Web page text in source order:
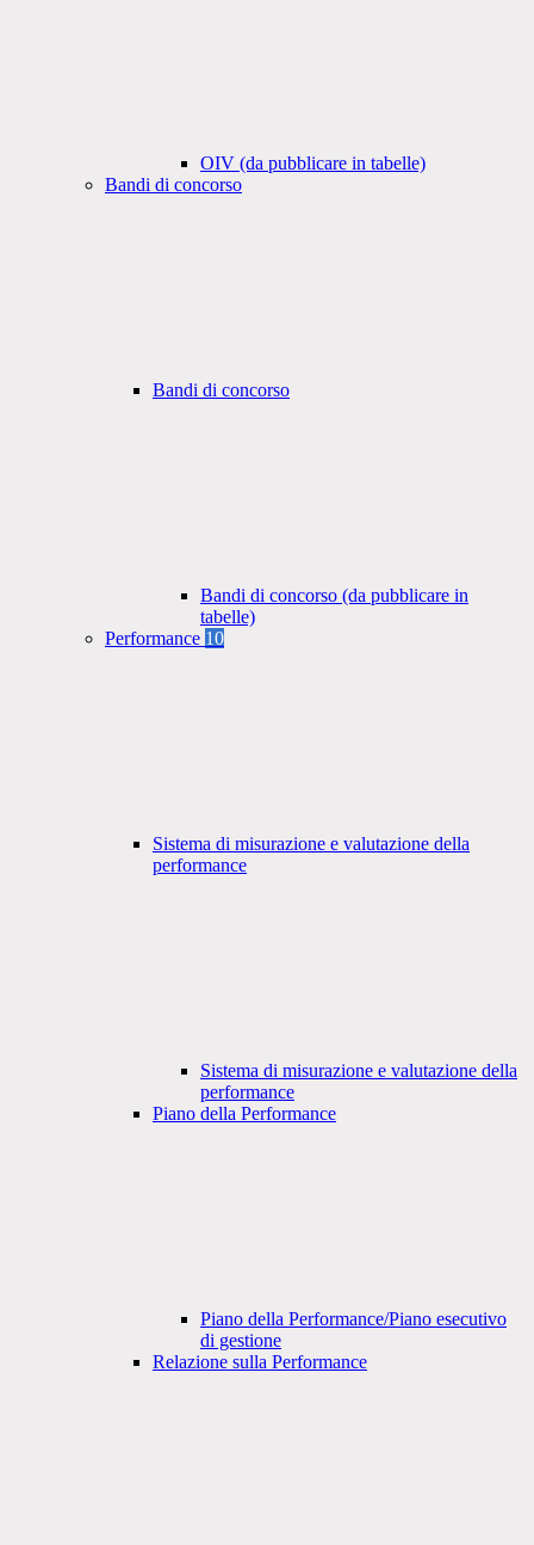
OIV (da pubblicare in tabelle)
Bandi di concorso
Bandi di concorso
Bandi di concorso (da pubblicare in
tabelle)
Performance 10
Sistema di misurazione e valutazione della
performance
Sistema di misurazione e valutazione della
performance
Piano della Performance
Piano della Performance/Piano esecutivo
di gestione
Relazione sulla Performance